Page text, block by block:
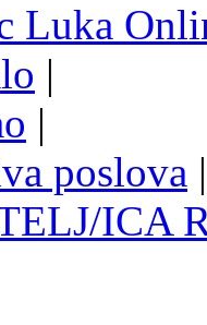
Luka
|
|
poslova |
ICA